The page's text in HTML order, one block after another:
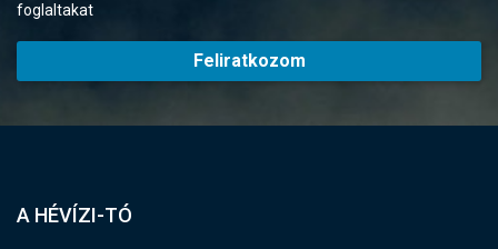
foglaltakat
Feliratkozom
A HÉVÍZI-TÓ